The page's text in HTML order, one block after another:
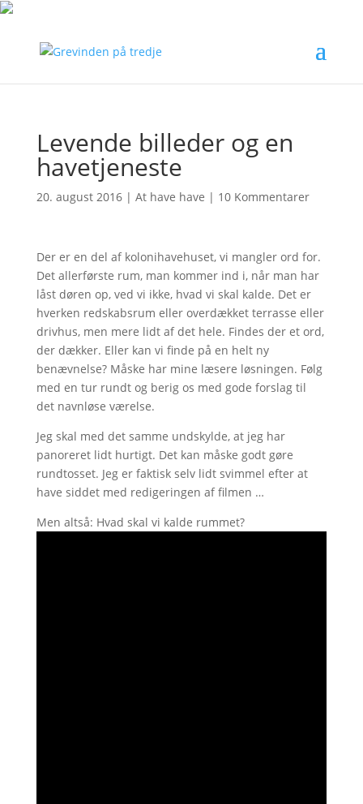
Levende billeder og en
havetjeneste
20. august 2016| At have have | 10 Kommentarer
Der er en del af kolonihavehuset, vi mangler ord for.
Det allerførste rum, man kommer ind i, når man har
låst døren op, ved vi ikke, hvad vi skal kalde. Det er
hverken redskabsrum eller overdækket terrasse eller
drivhus, men mere lidt af det hele. Findes der et ord,
der dækker. Eller kan vi finde på en helt ny
benævnelse? Måske har mine læsere løsningen. Følg
med en tur rundt og berig os med gode forslag til
det navnløse værelse.
Jeg skal med det samme undskylde, at jeg har
panoreret lidt hurtigt. Det kan måske godt gøre
rundtosset. Jeg er faktisk selv lidt svimmel efter at
have siddet med redigeringen af filmen …
Men altså: Hvad skal vi kalde rummet?